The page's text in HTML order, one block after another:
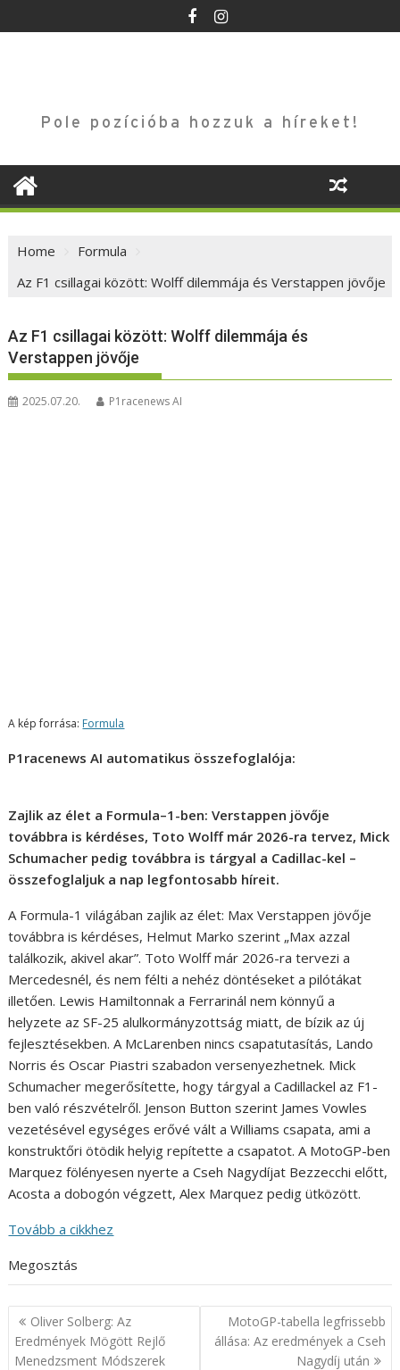
to
Pole pozícióba hozzuk a híreket!
Home
Formula
Az F1 csillagai között: Wolff dilemmája és Verstappen jövője
Az F1 csillagai között: Wolff dilemmája és
Verstappen jövője
2025.07.20. P1racenews AI
A kép forrása: Formula
P1racenews AI automatikus összefoglalója:
Zajlik az élet a Formula–1-ben: Verstappen jövője
továbbra is kérdéses, Toto Wolff már 2026-ra tervez, Mick
Schumacher pedig továbbra is tárgyal a Cadillac-kel –
összefoglaljuk a nap legfontosabb híreit.
A Formula-1 világában zajlik az élet: Max Verstappen jövője
továbbra is kérdéses, Helmut Marko szerint „Max azzal
találkozik, akivel akar”. Toto Wolff már 2026-ra tervezi a
Mercedesnél, és nem félti a nehéz döntéseket a pilótákat
illetően. Lewis Hamiltonnak a Ferrarinál nem könnyű a
helyzete az SF-25 alulkormányzottság miatt, de bízik az új
fejlesztésekben. A McLarenben nincs csapatutasítás, Lando
Norris és Oscar Piastri szabadon versenyezhetnek. Mick
Schumacher megerősítette, hogy tárgyal a Cadillackel az F1-
ben való részvételről. Jenson Button szerint James Vowles
vezetésével egységes erővé vált a Williams csapata, ami a
konstruktőri ötödik helyig repítette a csapatot. A MotoGP-ben
Marquez fölényesen nyerte a Cseh Nagydíjat Bezzecchi előtt,
Acosta a dobogón végzett, Alex Marquez pedig ütközött.
Tovább a cikkhez
Megosztás
Bejegyzés
navigáció
Oliver Solberg: Az
Eredmények Mögött Rejlő
Menedzsment Módszerek
MotoGP-tabella legfrissebb
állása: Az eredmények a Cseh
Nagydíj után